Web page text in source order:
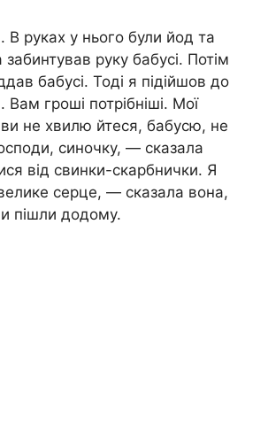
В руках у нього були йод та
руку бабусі. Потім
бабусі. Тоді я підійшов до
гроші потрібніші. Мої
не хвилю йтеся, бабусю, не
синочку, — сказала
від свинки-скарбнички. Я
серце, — сказала вона,
пішли додому.